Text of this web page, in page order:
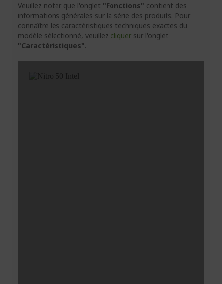
Veuillez noter que l'onglet "Fonctions" contient des
informations générales sur la série des produits. Pour
connaître les caractéristiques techniques exactes du
modèle sélectionné, veuillez cliquer sur l'onglet
"Caractéristiques".